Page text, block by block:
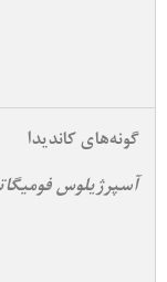
گونه­‌های کاندیدا
آسپرژیلوس